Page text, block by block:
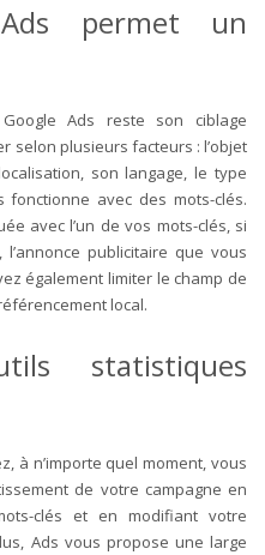
permet un
Ads reste son ciblage
selon plusieurs facteurs : l’objet
son langage, le type
fonctionne avec des mots-clés.
avec l’un de vos mots-clés, si
publicitaire que vous
également limiter le champ de
local.
statistiques
à n’importe quel moment, vous
de votre campagne en
clés et en modifiant votre
Ads vous propose une large